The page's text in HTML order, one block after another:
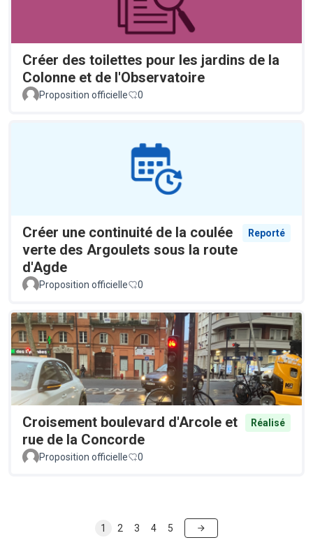
Créer des toilettes pour les jardins de la
Colonne et de l'Observatoire
Proposition officielle 0
Créer une continuité de la coulée
verte des Argoulets sous la route
d'Agde
Reporté
Proposition officielle 0
Croisement boulevard d'Arcole et
rue de la Concorde
Réalisé
Proposition officielle 0
1 2 3 4 5